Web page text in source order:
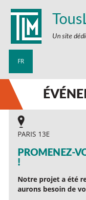
Un site
FR
PARIS 13E
PROMENEZ-
!
Notre projet a été
aurons besoin de